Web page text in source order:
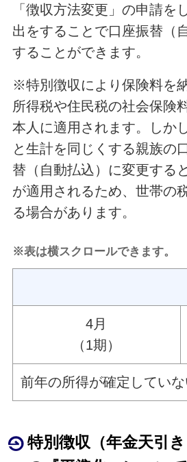
「徴収方法変更」の申請を
出をすることで口座振替（
することができます。
※特別徴収により保険料を
所得税や住民税の社会保険
本人に適用されます。しか
と生計を同じくする親族の
替（自動払込）に変更する
が適用されるため、世帯の
る場合があります。
※表は横スクロールできます。
4月
（1期）
前年の所得が確定してい
特別徴収（年金天引